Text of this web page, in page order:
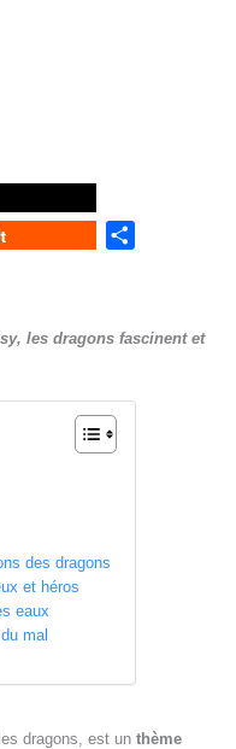
e
les dragons fascinent et
des dragons
et héros
eaux
mal
dragons, est un thème